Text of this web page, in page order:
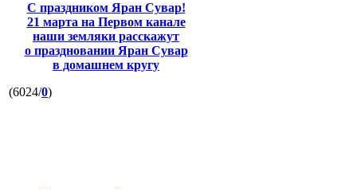
С праздником Яран Сувар!
21 марта на Первом канале
наши земляки расскажут
о праздновании Яран Сувар
в домашнем кругу
(6024/0)